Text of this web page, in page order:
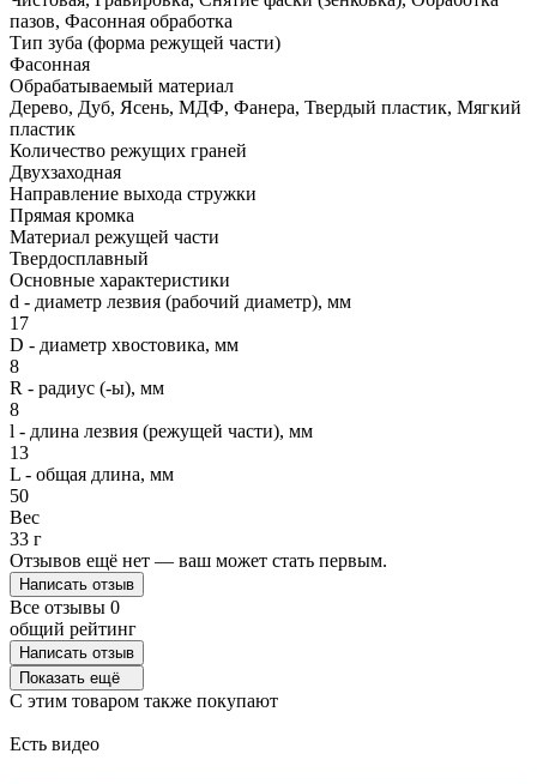
пазов, Фасонная обработка
Тип зуба (форма режущей части)
Фасонная
Обрабатываемый материал
Дерево, Дуб, Ясень, МДФ, Фанера, Твердый пластик, Мягкий
пластик
Количество режущих граней
Двухзаходная
Направление выхода стружки
Прямая кромка
Материал режущей части
Твердосплавный
Основные характеристики
d - диаметр лезвия (рабочий диаметр), мм
17
D - диаметр хвостовика, мм
8
R - радиус (-ы), мм
8
l - длина лезвия (режущей части), мм
13
L - общая длина, мм
50
Вес
33 г
Отзывов ещё нет — ваш может стать первым.
Написать отзыв
Все отзывы 0
общий рейтинг
Написать отзыв
Показать ещё
C этим товаром также покупают
Есть видео